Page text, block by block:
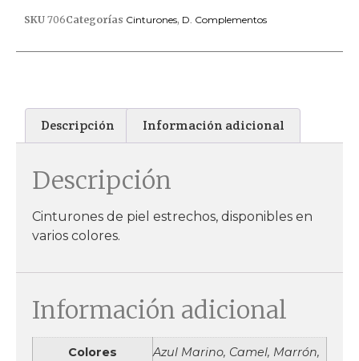
SKU 706Categorías Cinturones, D. Complementos
Descripción Información adicional
Descripción
Cinturones de piel estrechos, disponibles en
varios colores.
Información adicional
Colores
Azul Marino, Camel, Marrón,